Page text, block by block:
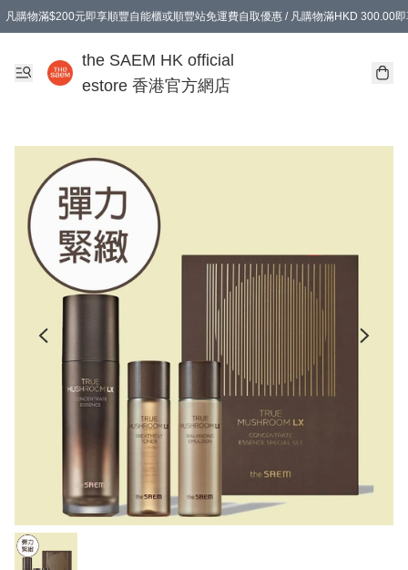
凡購物滿$200元即享順豐自能櫃或順豐站免運費自取優惠 / 凡購物滿HKD 300.00
the SAEM HK official
estore 香港官方網店